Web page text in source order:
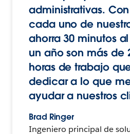
administrativas.
cada uno de
ahorra 30 minutos
un año son más de
horas de trabajo
dedicar a lo que
ayudar a nuestros
Brad Ringer
Ingeniero principal de